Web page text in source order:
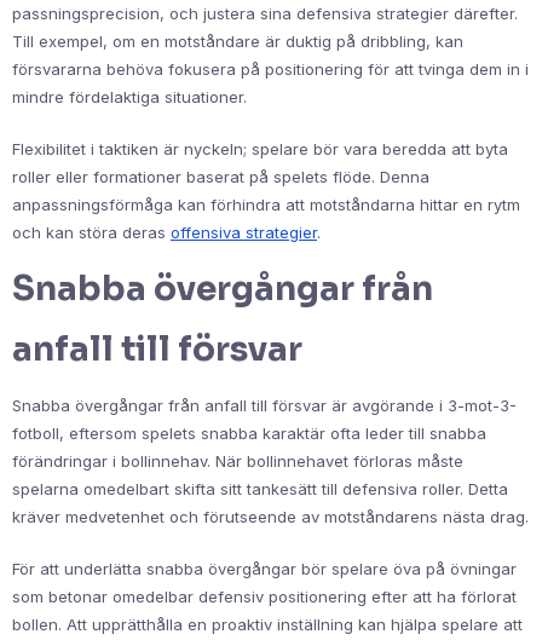
passningsprecision, och justera sina defensiva strategier därefter.
Till exempel, om en motståndare är duktig på dribbling, kan
försvararna behöva fokusera på positionering för att tvinga dem in i
mindre fördelaktiga situationer.
Flexibilitet i taktiken är nyckeln; spelare bör vara beredda att byta
roller eller formationer baserat på spelets flöde. Denna
anpassningsförmåga kan förhindra att motståndarna hittar en rytm
och kan störa deras offensiva strategier.
Snabba övergångar från
anfall till försvar
Snabba övergångar från anfall till försvar är avgörande i 3-mot-3-
fotboll, eftersom spelets snabba karaktär ofta leder till snabba
förändringar i bollinnehav. När bollinnehavet förloras måste
spelarna omedelbart skifta sitt tankesätt till defensiva roller. Detta
kräver medvetenhet och förutseende av motståndarens nästa drag.
För att underlätta snabba övergångar bör spelare öva på övningar
som betonar omedelbar defensiv positionering efter att ha förlorat
bollen. Att upprätthålla en proaktiv inställning kan hjälpa spelare att